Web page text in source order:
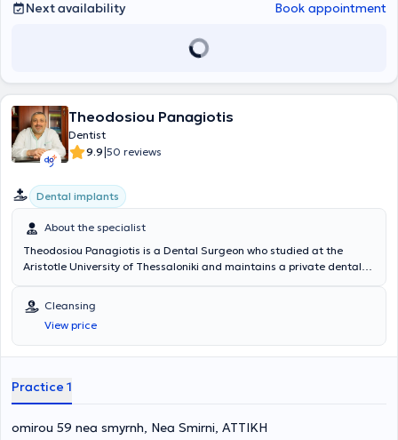
Next availability
Book appointment
Theodosiou Panagiotis
Dentist
9.9|50 reviews
Dental implants
About the specialist
Theodosiou Panagiotis is a Dental Surgeon who studied at the
Aristotle University of Thessaloniki and maintains a private dental
Cleansing
View price
Practice 1
omirou 59 nea smyrnh, Nea Smirni, ΑΤΤΙΚΗ